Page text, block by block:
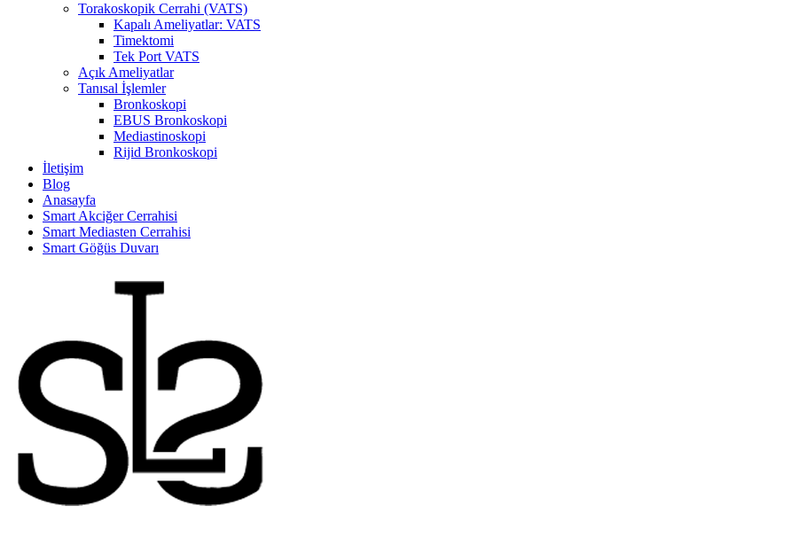
Torakoskopik Cerrahi (VATS)
Kapalı Ameliyatlar: VATS
Timektomi
Tek Port VATS
Açık Ameliyatlar
Tanısal İşlemler
Bronkoskopi
EBUS Bronkoskopi
Mediastinoskopi
Rijid Bronkoskopi
İletişim
Blog
Anasayfa
Smart Akciğer Cerrahisi
Smart Mediasten Cerrahisi
Smart Göğüs Duvarı